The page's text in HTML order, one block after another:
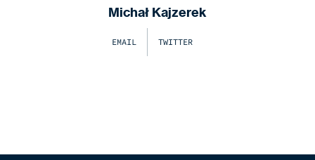
Michał Kajzerek
EMAIL TWITTER